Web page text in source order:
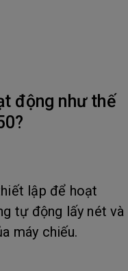
động như thế
lập để hoạt
tự động lấy nét và
máy chiếu.